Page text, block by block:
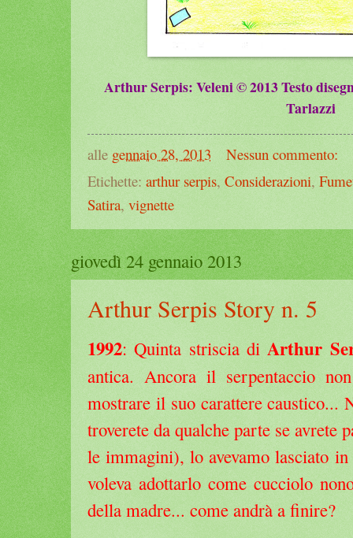
Arthur Serpis: Veleni©2013Testo
Tarlazzi
alle gennaio 28, 2013
Nessun commento:
Etichette: arthur serpis, Considerazioni,
Satira, vignette
giovedì 24 gennaio 2013
Arthur Serpis Story n. 5
1992: Quinta striscia di Arthur
antica. Ancora il serpentaccio
mostrare il suo carattere caustico...
troverete da qualche parte se avrete
le immagini), lo avevamo lasciato
voleva adottarlo come cucciolo
della madre... come andrà a finire?